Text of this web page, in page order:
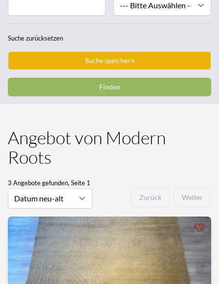
Suche zurücksetzen
Suche speichern
Finden
Angebot von Modern
Roots
3 Angebote gefunden, Seite 1
Zurück Weiter